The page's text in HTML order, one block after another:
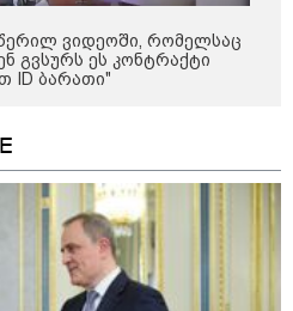
ვართ დაზღვეული, რომ ეს არ
გამოყენებული სხვადასხვა
ადამიანის
-
სისტემა დიდი
მიდის“
ვიდეოში, რომელსაც
გვსურს ეს კონტრაქტი
ID ბარათი"